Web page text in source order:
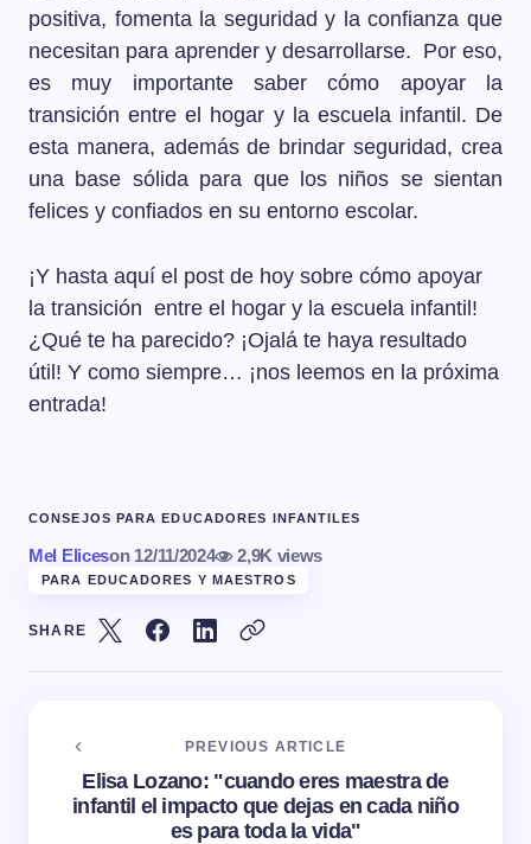
positiva, fomenta la seguridad y la confianza que
necesitan para aprender y desarrollarse. Por eso,
es muy importante saber cómo apoyar la
transición entre el hogar y la escuela infantil. De
esta manera, además de brindar seguridad, crea
una base sólida para que los niños se sientan
felices y confiados en su entorno escolar.
¡Y hasta aquí el post de hoy sobre cómo apoyar
la transición entre el hogar y la escuela infantil!
¿Qué te ha parecido? ¡Ojalá te haya resultado
útil! Y como siempre… ¡nos leemos en la próxima
entrada!
CONSEJOS PARA EDUCADORES INFANTILES
Mel Eliceson 12/11/2024 2,9K views
PARA EDUCADORES Y MAESTROS
SHARE
PREVIOUS ARTICLE
Elisa Lozano: "cuando eres maestra de
infantil el impacto que dejas en cada niño
es para toda la vida"